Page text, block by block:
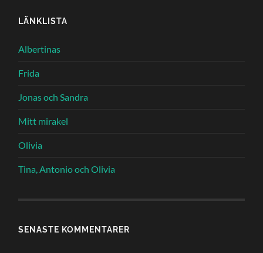
LÄNKLISTA
Albertinas
Frida
Jonas och Sandra
Mitt mirakel
Olivia
Tina, Antonio och Olivia
SENASTE KOMMENTARER